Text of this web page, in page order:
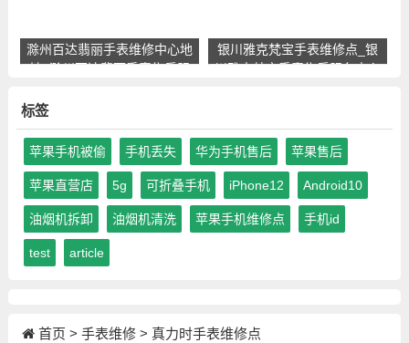
滁州百达翡丽手表维修中心地
址_滁州百达翡丽手表售后服
银川雅克梵宝手表维修点_银
川雅克梵宝手表售后服务中心
标签
苹果手机被偷 手机丢失 华为手机售后 苹果售后
苹果直营店 5g 可折叠手机 iPhone12 Android10
油烟机拆卸 油烟机清洗 苹果手机维修点 手机id
test article
首页 > 手表维修> 真力时手表维修点